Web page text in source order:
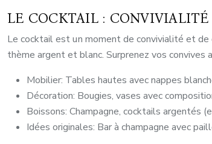
LE COCKTAIL :
Le cocktail est un moment de convivialité et
thème argent et blanc. Surprenez vos convives
Mobilier: Tables hautes avec nappes
Décoration: Bougies, vases avec
Boissons: Champagne, cocktails argentés
Idées originales: Bar à champagne avec